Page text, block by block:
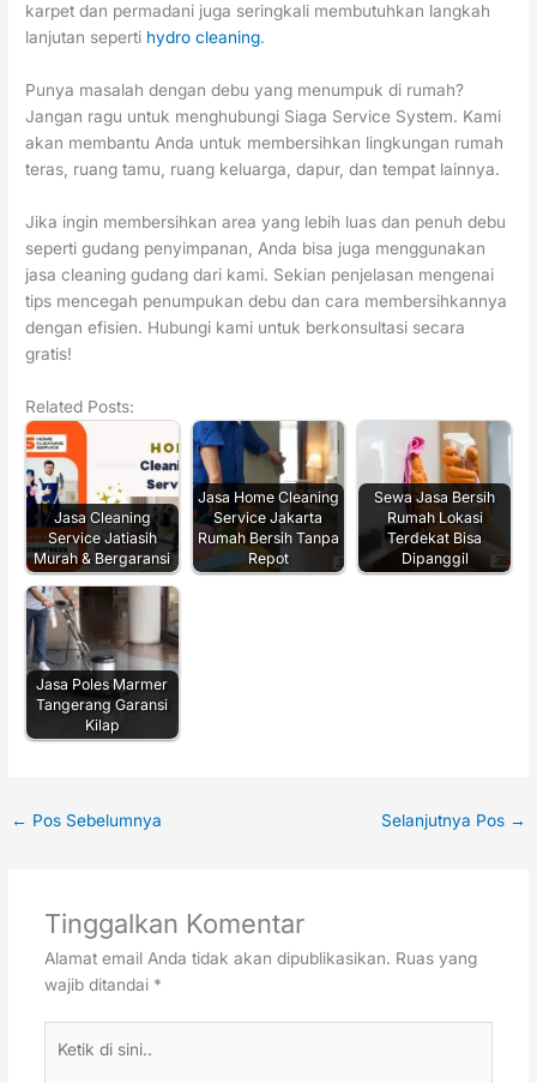
karpet dan permadani juga seringkali membutuhkan langkah
lanjutan seperti hydro cleaning.
Punya masalah dengan debu yang menumpuk di rumah?
Jangan ragu untuk menghubungi Siaga Service System. Kami
akan membantu Anda untuk membersihkan lingkungan rumah
teras, ruang tamu, ruang keluarga, dapur, dan tempat lainnya.
Jika ingin membersihkan area yang lebih luas dan penuh debu
seperti gudang penyimpanan, Anda bisa juga menggunakan
jasa cleaning gudang dari kami. Sekian penjelasan mengenai
tips mencegah penumpukan debu dan cara membersihkannya
dengan efisien. Hubungi kami untuk berkonsultasi secara
gratis!
Related Posts:
Jasa Cleaning
Service Jatiasih
Murah & Bergaransi
Jasa Home Cleaning
Service Jakarta
Rumah Bersih Tanpa
Repot
Sewa Jasa Bersih
Rumah Lokasi
Terdekat Bisa
Dipanggil
Jasa Poles Marmer
Tangerang Garansi
Kilap
← Pos Sebelumnya Selanjutnya Pos →
Tinggalkan Komentar
Alamat email Anda tidak akan dipublikasikan. Ruas yang
wajib ditandai *